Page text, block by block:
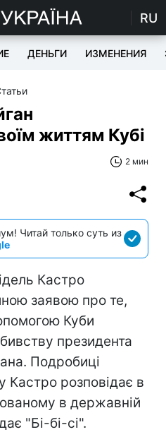
RU
ДЕНЬГИ ИЗМЕНЕНИЯ
життям Кубі
2 мин
Читай только суть из
Кастро
заявою про те,
Куби
президента
Подробиці
Кастро розповідає в
в державній
"Бi-бi-сі".